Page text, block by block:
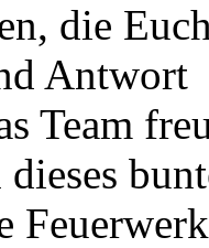
die
Antwort
Team
Feuerwerk